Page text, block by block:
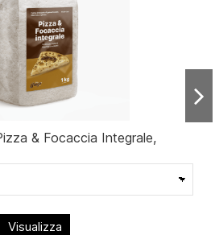
& Focaccia Integrale,
Visualizza